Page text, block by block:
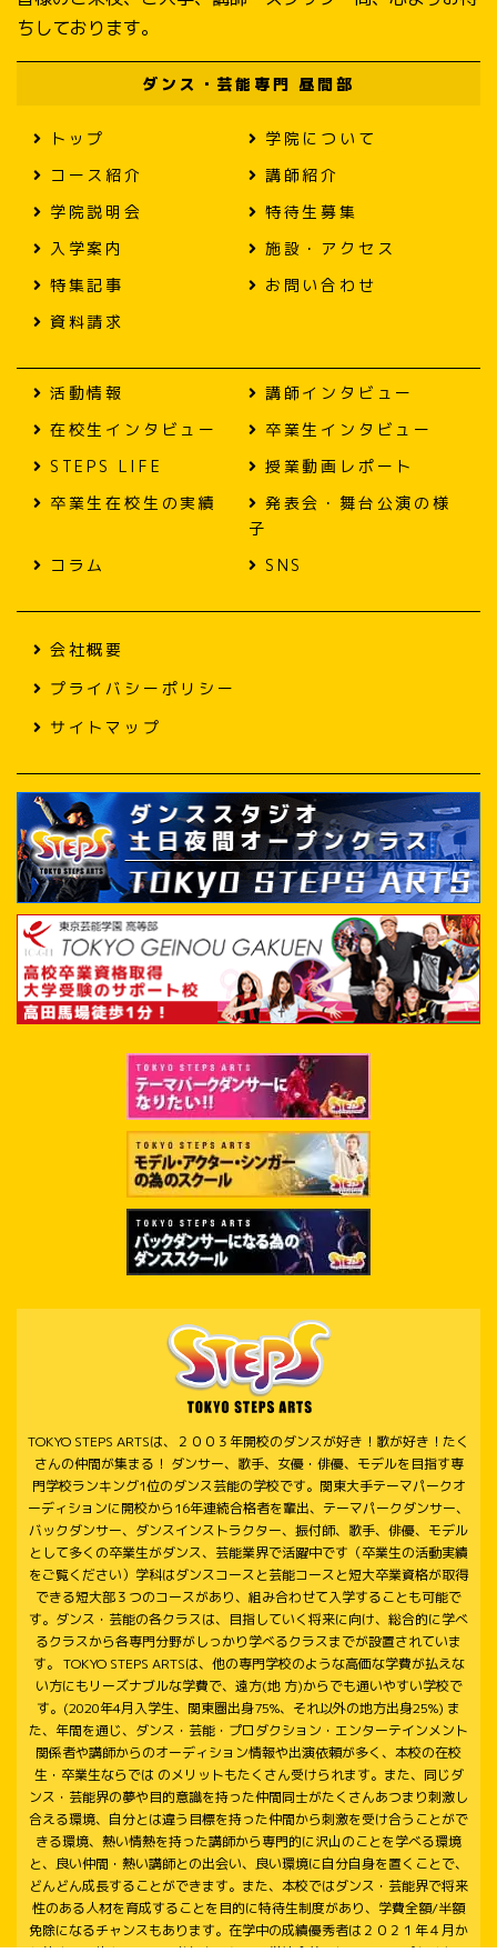
ちしております。
ダンス・芸能専門 昼間部
トップ
学院について
コース紹介
講師紹介
学院説明会
特待生募集
入学案内
施設・アクセス
特集記事
お問い合わせ
資料請求
活動情報
講師インタビュー
在校生インタビュー
卒業生インタビュー
STEPS LIFE
授業動画レポート
卒業生在校生の実績
発表会・舞台公演の様
子
コラム
SNS
会社概要
プライバシーポリシー
サイトマップ
TOKYO STEPS ARTSは、２００３年開校のダンスが好き！歌が好き！たく
さんの仲間が集まる！ ダンサー、歌手、女優・俳優、モデルを目指す専
門学校ランキング1位のダンス芸能の学校です。関東大手テーマパークオ
ーディションに開校から16年連続合格者を輩出、テーマパークダンサー、
バックダンサー、ダンスインストラクター、振付師、歌手、俳優、モデル
として多くの卒業生がダンス、芸能業界で活躍中です（卒業生の活動実績
をご覧ください）学科はダンスコースと芸能コースと短大卒業資格が取得
できる短大部３つのコースがあり、組み合わせて入学することも可能で
す。ダンス・芸能の各クラスは、目指していく将来に向け、総合的に学べ
るクラスから各専門分野がしっかり学べるクラスまでが設置されていま
す。 TOKYO STEPS ARTSは、他の専門学校のような高価な学費が払えな
い方にもリーズナブルな学費で、遠方(地 方)からでも通いやすい学校で
す。(2020年4月入学生、関東圏出身75%、それ以外の地方出身25%) ま
た、年間を通じ、ダンス・芸能・プロダクション・エンターテインメント
関係者や講師からのオーディション情報や出演依頼が多く、本校の在校
生・卒業生ならでは のメリットもたくさん受けられます。また、同じダ
ンス・芸能界の夢や目的意識を持った仲間同士がたくさんあつまり刺激し
合える環境、自分とは違う目標を持った仲間から刺激を受け合うことがで
きる環境、熱い情熱を持った講師から専門的に沢山のことを学べる環境
と、良い仲間・熱い講師との出会い、良い環境に自分自身を置くことで、
どんどん成長することができます。また、本校ではダンス・芸能界で将来
性のある人材を育成することを目的に特待生制度があり、学費全額/半額
免除になるチャンスもあります。在学中の成績優秀者は２０２１年４月か